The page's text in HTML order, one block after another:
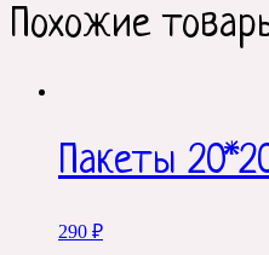
Похожие
Пакеты
290 ₽